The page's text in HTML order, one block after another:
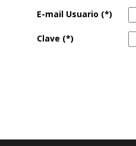
E-mail Usuario (*)
Clave (*)